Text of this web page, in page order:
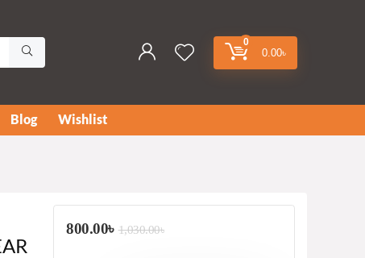
0
0.00৳
Blog Wishlist
1,030.00৳
800.00৳